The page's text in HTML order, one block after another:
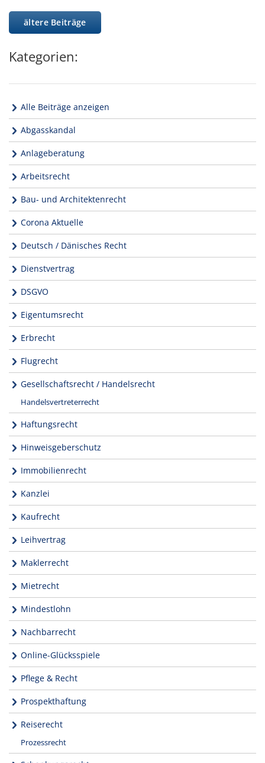
ältere Beiträge
Kategorien:
Alle Beiträge anzeigen
Abgasskandal
Anlageberatung
Arbeitsrecht
Bau- und Architektenrecht
Corona Aktuelle
Deutsch / Dänisches Recht
Dienstvertrag
DSGVO
Eigentumsrecht
Erbrecht
Flugrecht
Gesellschaftsrecht / Handelsrecht
Handelsvertreterrecht
Haftungsrecht
Hinweisgeberschutz
Immobilienrecht
Kanzlei
Kaufrecht
Leihvertrag
Maklerrecht
Mietrecht
Mindestlohn
Nachbarrecht
Online-Glücksspiele
Pflege & Recht
Prospekthaftung
Reiserecht
Prozessrecht